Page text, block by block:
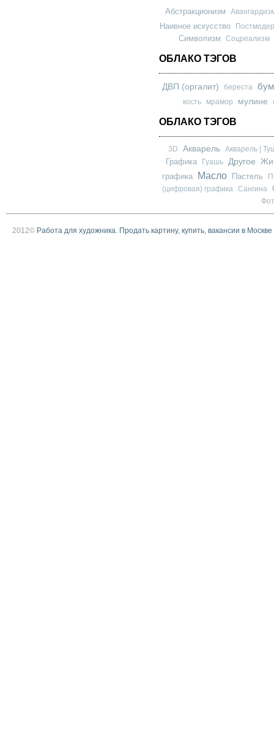
Абстракционизм
Наивное искусство
Символизм Соцреализм
ОБЛАКО ТЭГОВ
ДВП (оргалит) береста
кость мрамор мулине
ОБЛАКО ТЭГОВ
3D Акварель Акварель |
Графика Гуашь Другое
графика
Масло Пастель
(цифровая) графика
Сангина
2012© Работа для художника. Продать картину, купить, вакансии в Москве